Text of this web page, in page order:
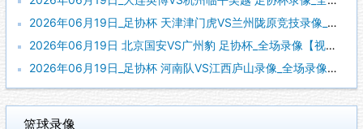
2026年06月19日_足协杯 天津津门虎VS兰州陇原竞技录像_高清录像【全场回放】
2026年06月19日 北京国安VS广州豹 足协杯_全场录像【视频集锦】
2026年06月19日_足协杯 河南队VS江西庐山录像_全场录像【高清回放】
篮球录像